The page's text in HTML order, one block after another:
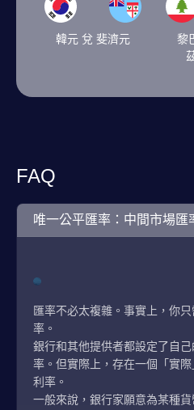
韓元 兌 斐濟元
黎
FAQ
唯一公平匯率：中間市場匯
匯率不必太複雜。事實上，你
率。
銀行和其他提供者都設定了自
率。但實際上，存在一個「實
利率。
一般來說，銀行家願意為某種